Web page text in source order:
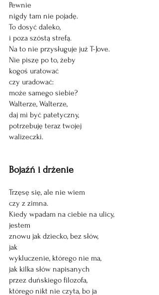
Pewnie
nigdy tam nie pojadę.
To dosyć daleko,
i poza szóstą strefą.
Na to nie przysługuje już T-Jove.
Nie piszę po to, żeby
kogoś uratować
czy uradować:
może samego siebie?
Walterze, Walterze,
daj mi być patetyczny,
potrzebuję teraz twojej
walizeczki.
Bojaźń i drżenie
Trzęsę się, ale nie wiem
czy z zimna.
Kiedy wpadam na ciebie na ulicy,
jestem
znowu jak dziecko, bez słów,
jak
wykluczenie, którego nie ma,
jak kilka słów napisanych
przez duńskiego filozofa,
którego nikt nie czyta, bo ja